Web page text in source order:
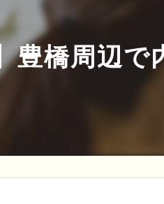
ビジョン
豊橋周辺